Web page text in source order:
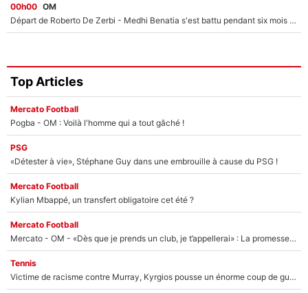
00h00 OM
Départ de Roberto De Zerbi - Medhi Benatia s'est battu pendant six mois pour le retenir à l'OM, le PSG a été le naufrage de trop : «Je pars avec toi»
Top Articles
Mercato Football
Pogba - OM : Voilà l'homme qui a tout gâché !
PSG
«Détester à vie», Stéphane Guy dans une embrouille à cause du PSG !
Mercato Football
Kylian Mbappé, un transfert obligatoire cet été ?
Mercato Football
Mercato - OM - «Dès que je prends un club, je t’appellerai» : La promesse de Marcelino au moment de claquer la porte
Tennis
Victime de racisme contre Murray, Kyrgios pousse un énorme coup de gueule !